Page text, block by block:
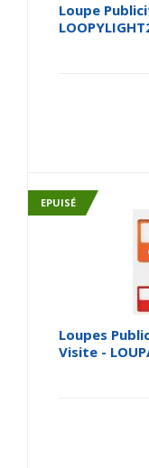
Loupe
EPUISÉ
Loupes
Visite -